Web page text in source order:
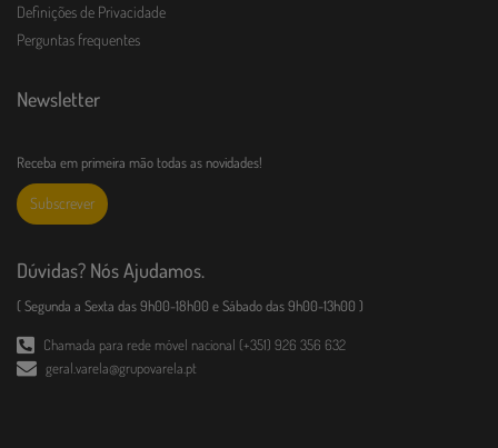
Definições de Privacidade
Perguntas frequentes
Newsletter
Receba em primeira mão todas as novidades!
Subscrever
Dúvidas? Nós Ajudamos.
( Segunda a Sexta das 9h00-18h00 e Sábado das 9h00-13h00 )
Chamada para rede móvel nacional (+351) 926 356 632
geral.varela@grupovarela.pt